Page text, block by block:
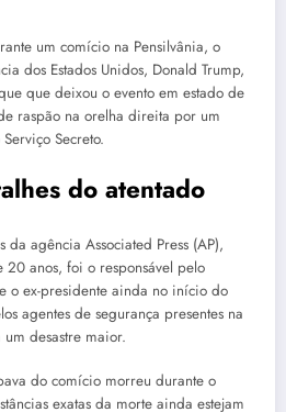
um comício na Pensilvânia, o
dos Estados Unidos, Donald Trump,
que deixou o evento em estado de
raspão na orelha direita por um
Secreto.
do atentado
agência Associated Press (AP),
20 anos, foi o responsável pelo
o ex-presidente ainda no início do
agentes de segurança presentes na
desastre maior.
do comício morreu durante o
exatas da morte ainda estejam